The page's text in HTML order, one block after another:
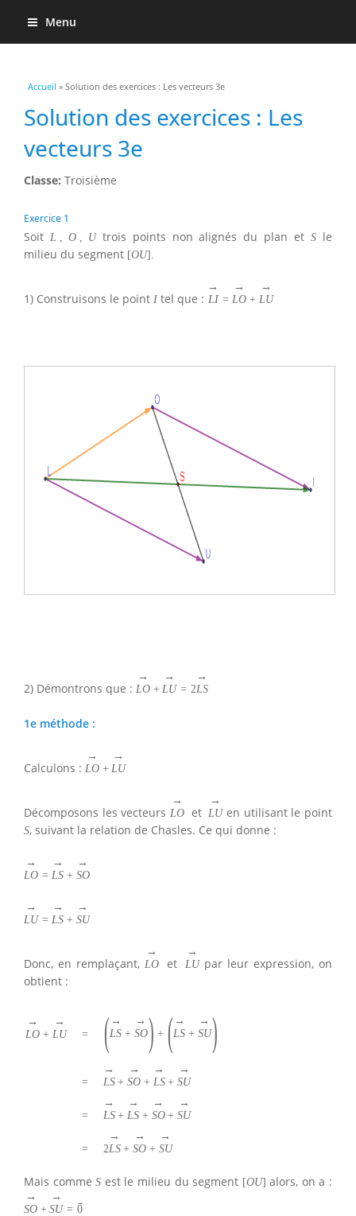
Menu
Vous êtes ici
Accueil » Solution des exercices : Les vecteurs 3e
Solution des exercices : Les
vecteurs 3e
Classe: Troisième
Exercice 1
Soit L O Utrois points non alignés du plan etS le
milieu du segment [OU]
1) Construisons le point I tel que :
→
LI =
→
LO +
→
LU
2) Démontrons que :
→
LO +
→
LU = 2
→
LS
1e méthode :
Calculons :
→
LO +
→
LU
Décomposons les vecteurs
→
LO et
→
LUen utilisant le point
S, suivant la relation de Chasles. Ce qui donne :
→
LO =
→
LS +
→
SO
→
LU =
→
LS +
→
SU
Donc, en remplaçant,
→
LO et
→
LUpar leur expression, on
obtient :
→
LO +
→
LU = ( →
LS +
→
SO) + ( →
LS +
→
SU)
=
→
LS +
→
SO +
→
LS +
→
SU
=
→
LS +
→
LS +
→
SO +
→
SU
= 2
→
LS +
→
SO +
→
SU
Mais commeS est le milieu du segment [OU] alors, on a :
→
SO +
→
SU =
→
0